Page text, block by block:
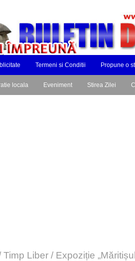
Termeni si Conditii Propune o
locala Eveniment Stirea Zilei
Timp Liber / Expoziție